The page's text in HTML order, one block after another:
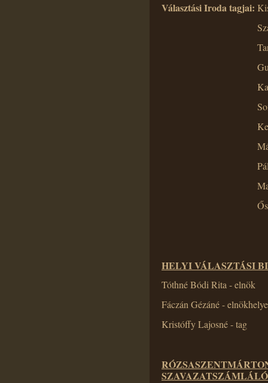
Választási Iroda tagjai:
HELYI VÁLASZTÁSI
Tóthné Bódi Rita - elnök
Fáczán Gézáné -
Kristóffy Lajosné - tag